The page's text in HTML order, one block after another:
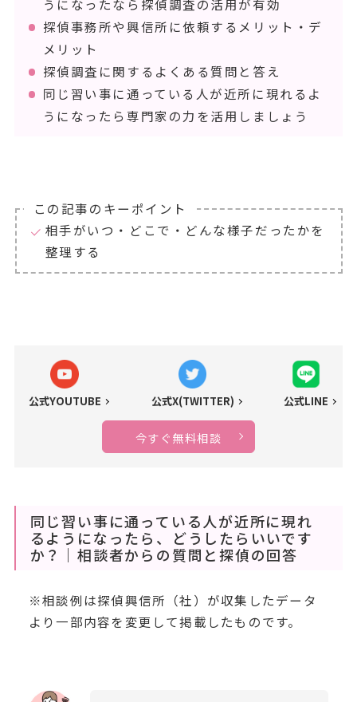
うになったなら探偵調査の活用が有効
探偵事務所や興信所に依頼するメリット・デ
メリット
探偵調査に関するよくある質問と答え
同じ習い事に通っている人が近所に現れるよ
うになったら専門家の力を活用しましょう
この記事のキーポイント
相手がいつ・どこで・どんな様子だったかを
整理する
公式YOUTUBE 公式X(TWITTER) 公式LINE
今すぐ無料相談
同じ習い事に通っている人が近所に現れ
るようになったら、どうしたらいいです
か？｜相談者からの質問と探偵の回答
※相談例は探偵興信所（社）が収集したデータ
より一部内容を変更して掲載したものです。